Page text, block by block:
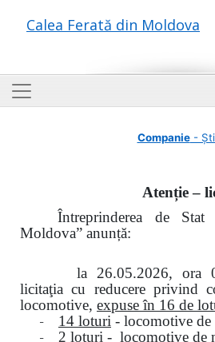
Calea Ferată din Moldova
Companie-
Atenție –
Întreprinderea de Stat
Moldova” anunță:
la 26.05.2026, ora
licitaţia cu reducere privind
locomotive, expuse în 16 de
- 14 loturi - locomotive de
- 2 loturi - locomotive de